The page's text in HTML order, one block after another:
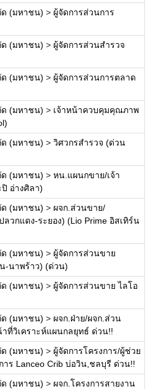
ด (มหาชน) > ผู้จัดการส่วนการ
ด (มหาชน) > ผู้จัดการส่วนสำรวจ
ด (มหาชน) > ผู้จัดการส่วนการตลาด
ด (มหาชน) > เจ้าหน้าควบคุมคุณภาพ
ด (มหาชน) > วิศวกรสำรวจ (ด่วน
ด (มหาชน) > หน.แผนกขาย/เจ้า
อ่างศิลา)
ด (มหาชน) > ผจก.ส่วนขาย/
ลวกแดง-ระยอง) (Lio Prime อิสเทิร์น
ด (มหาชน) > ผู้จัดการส่วนขาย
-นาพร้าว) (ด่วน)
ด (มหาชน) > ผู้จัดการส่วนขาย ไลโอ
ด (มหาชน) > ผจก.ฝ่าย/ผจก.ส่วน
ที่วิเคราะห์แผนกลยุทธ์ ด่วน!!
ด (มหาชน) > ผู้จัดการโครงการ/ผู้ช่วย
าร Lanceo Crib บ่อวิน,ชลบุรี ด่วน!!
ด (มหาชน) > ผจก.โครงการสายงาน